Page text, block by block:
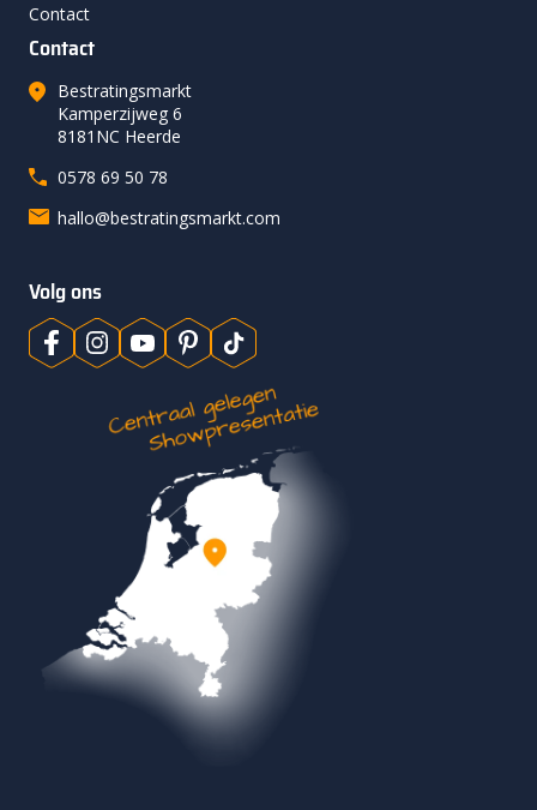
Contact
Contact
Bestratingsmarkt
Kamperzijweg 6
8181NC Heerde
0578 69 50 78
hallo@bestratingsmarkt.com
Volg ons